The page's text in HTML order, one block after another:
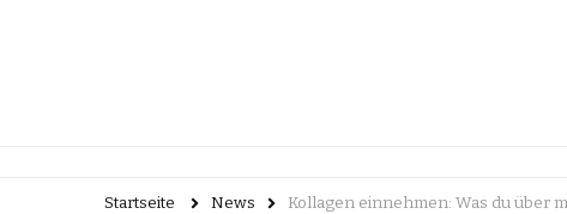
Startseite News Kollagen einnehmen: Was du über